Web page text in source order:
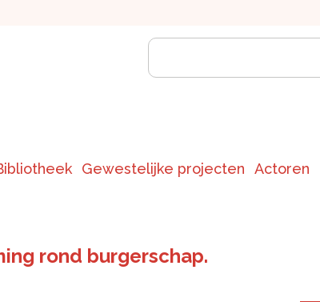
Gewestelijke projecten Actoren
rond burgerschap.